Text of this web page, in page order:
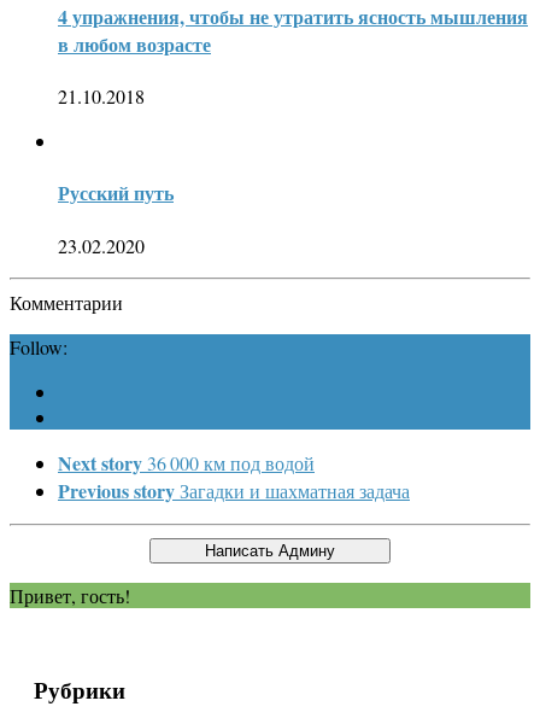
4 упражнения, чтобы не утратить ясность мышления
в любом возрасте
21.10.2018
Русский путь
23.02.2020
Комментарии
Follow:
Next story 36 000 км под водой
Previous storyЗагадки и шахматная задача
Привет, гость!
Рубрики